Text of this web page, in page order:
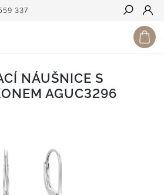
337
Hledat
NÁUŠNICE S
AGUC3296